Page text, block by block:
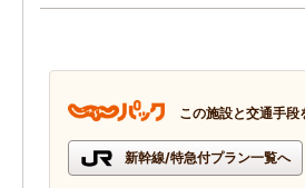
この施設と交通手
新幹線/特急付プラン一覧へ